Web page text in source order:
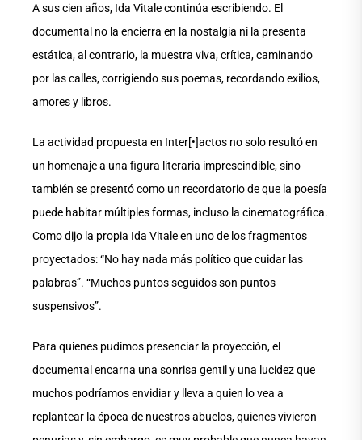
A sus cien años, Ida Vitale continúa escribiendo. El
documental no la encierra en la nostalgia ni la presenta
estática, al contrario, la muestra viva, crítica, caminando
por las calles, corrigiendo sus poemas, recordando exilios,
amores y libros.
La actividad propuesta en Inter[•]actos no solo resultó en
un homenaje a una figura literaria imprescindible, sino
también se presentó como un recordatorio de que la poesía
puede habitar múltiples formas, incluso la cinematográfica.
Como dijo la propia Ida Vitale en uno de los fragmentos
proyectados: “No hay nada más político que cuidar las
palabras”. “Muchos puntos seguidos son puntos
suspensivos”.
Para quienes pudimos presenciar la proyección, el
documental encarna una sonrisa gentil y una lucidez que
muchos podríamos envidiar y lleva a quien lo vea a
replantear la época de nuestros abuelos, quienes vivieron